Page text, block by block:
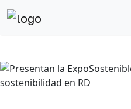
Anterior